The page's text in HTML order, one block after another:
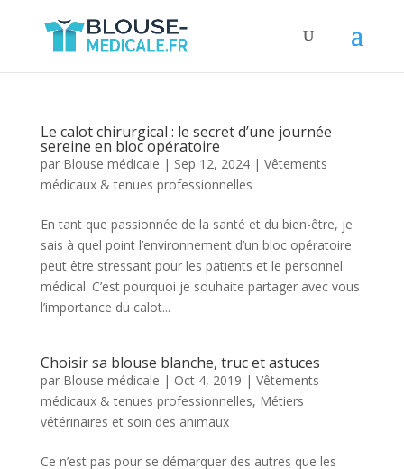
Le calot chirurgical : le secret d’une journée
sereine en bloc opératoire
par Blouse médicale | Sep 12, 2024| Vêtements
médicaux & tenues professionnelles
En tant que passionnée de la santé et du bien-être, je
sais à quel point l’environnement d’un bloc opératoire
peut être stressant pour les patients et le personnel
médical. C’est pourquoi je souhaite partager avec vous
l’importance du calot...
Choisir sa blouse blanche, truc et astuces
par Blouse médicale | Oct 4, 2019 | Vêtements
médicaux & tenues professionnelles, Métiers
vétérinaires et soin des animaux
Ce n’est pas pour se démarquer des autres que les